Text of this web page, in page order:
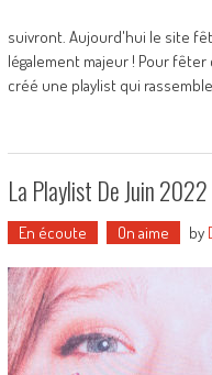
suivront. Aujourd'hui le site
légalement majeur ! Pour
créé une playlist qui
La Playlist De Juin 2022
En écoute On aime by